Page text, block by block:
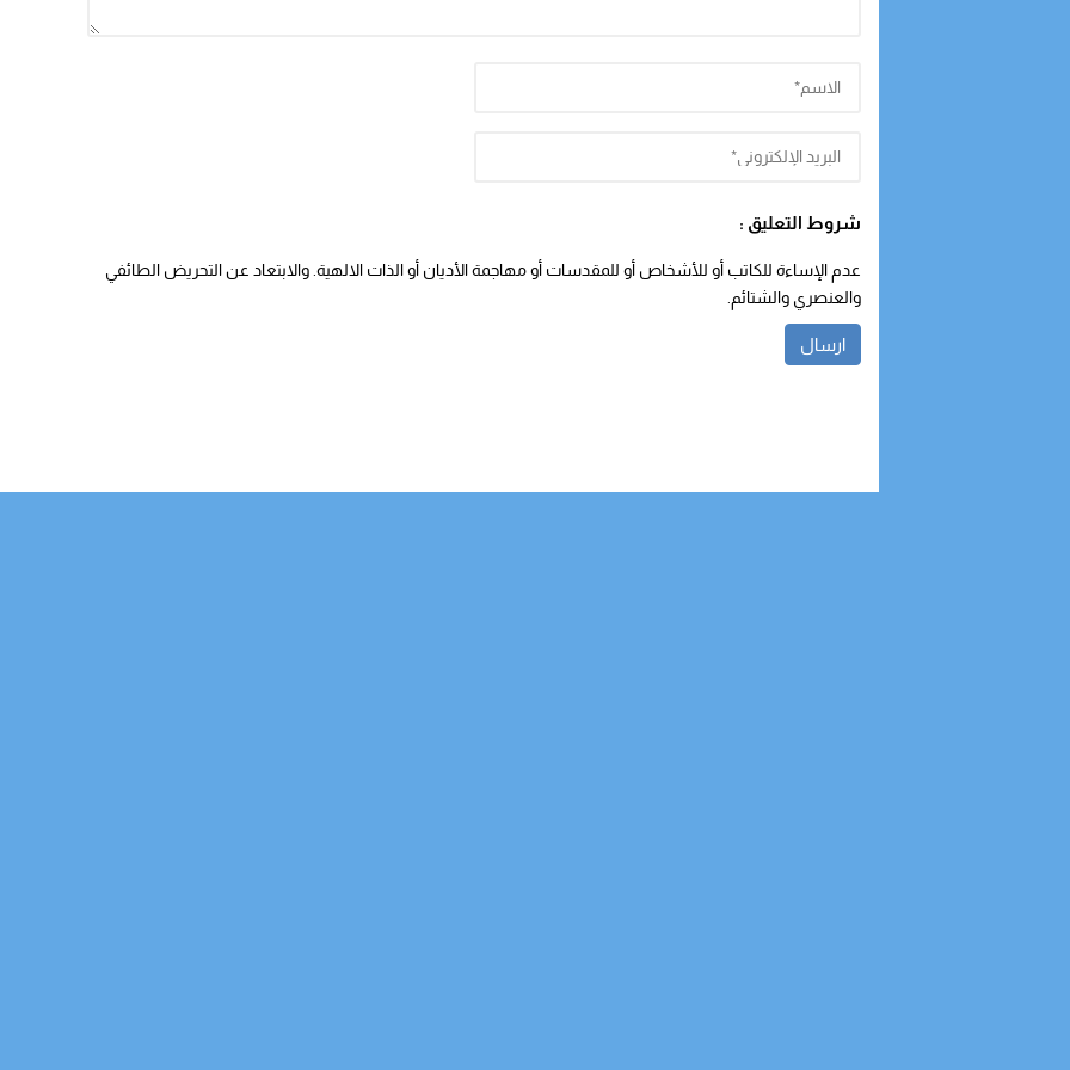
شروط التعليق :
عدم الإساءة للكاتب أو للأشخاص أو للمقدسات أو مهاجمة الأديان أو الذات الالهية. والابتعاد عن التحريض الطائفي
والعنصري والشتائم.